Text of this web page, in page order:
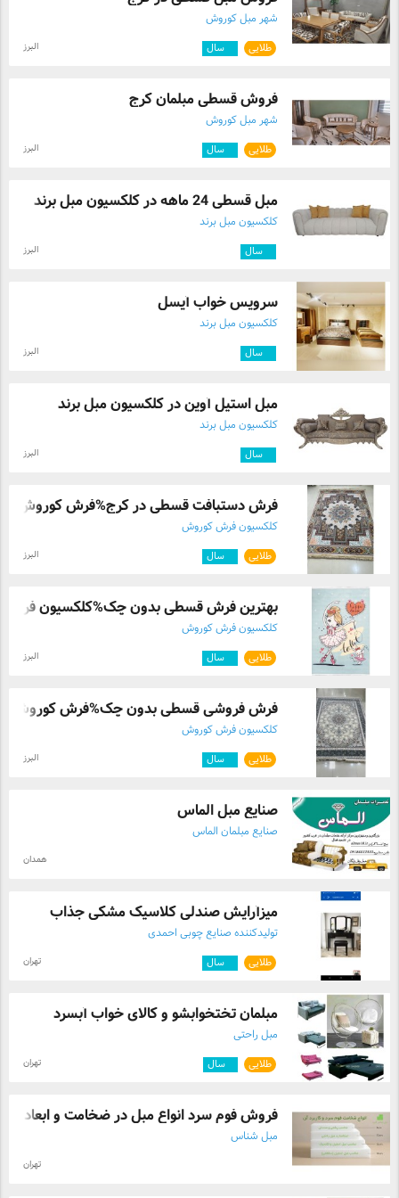
شهر مبل کوروش
طلایی سال البرز
فروش قسطی مبلمان کرج
شهر مبل کوروش
طلایی سال البرز
مبل قسطی 24 ماهه در کلکسیون مبل برند
کلکسیون مبل برند
سال البرز
سرویس خواب آیسل
کلکسیون مبل برند
سال البرز
مبل استیل آوین در کلکسیون مبل برند
کلکسیون مبل برند
سال البرز
فرش دستبافت قسطی در کرج%فرش کوروش
کلکسیون فرش کوروش
طلایی سال البرز
بهترین فرش قسطی بدون چک%کلکسیون فرش
کلکسیون فرش کوروش
طلایی سال البرز
فرش فروشی قسطی بدون چک%فرش کوروش
کلکسیون فرش کوروش
طلایی سال البرز
صنایع مبل الماس
صنایع مبلمان الماس
همدان
میزآرایش صندلی کلاسیک مشکی جذاب
تولیدکننده صنایع چوبی احمدی
طلایی سال تهران
مبلمان تختخوابشو و کالای خواب آبسرد
مبل راحتی
طلایی سال تهران
فروش فوم سرد انواع مبل در ضخامت و ابعاد ...
مبل شناس
تهران